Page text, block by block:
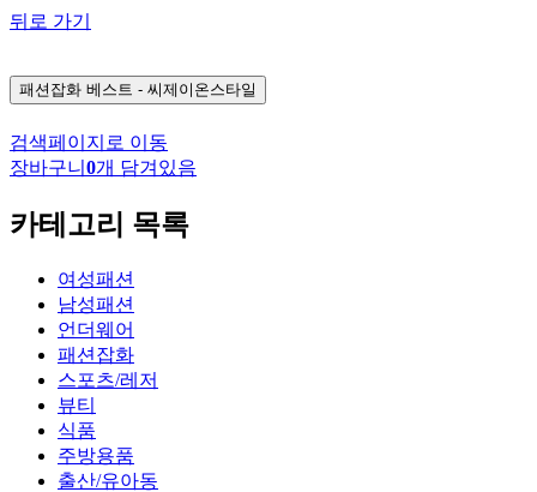
뒤로 가기
패션잡화 베스트 - 씨제이온스타일
검색페이지로 이동
장바구니 0개 담겨있음
카테고리 목록
여성패션
남성패션
언더웨어
패션잡화
스포츠/레저
뷰티
식품
주방용품
출산/유아동